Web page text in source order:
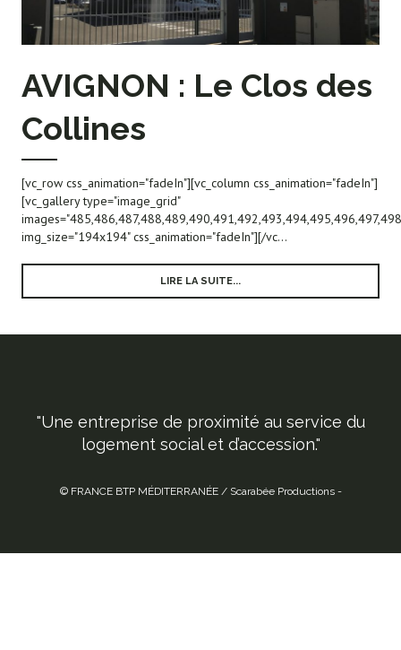
AVIGNON : Le Clos des
Collines
[vc_row css_animation="fadeIn"][vc_column css_animation="fadeIn"]
[vc_gallery type="image_grid"
img_size="194x194" css_animation="fadeIn"][/vc...
LIRE LA SUITE...
"Une entreprise de proximité au service du
logement social et d’accession."
© FRANCE BTP MÉDITERRANÉE / Scarabée Productions -